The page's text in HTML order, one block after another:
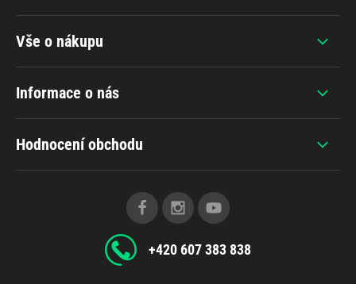
Vše o nákupu
Informace o nás
Hodnocení obchodu
+420 607 383 838